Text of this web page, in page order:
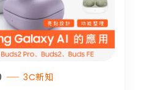
3C新知